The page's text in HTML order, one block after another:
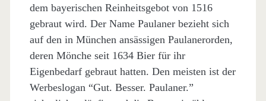
dem bayerischen Reinheitsgebot von 1516
gebraut wird. Der Name Paulaner bezieht sich
auf den in München ansässigen Paulanerorden,
deren Mönche seit 1634 Bier für ihr
Eigenbedarf gebraut hatten. Den meisten ist der
Werbeslogan “Gut. Besser. Paulaner.”